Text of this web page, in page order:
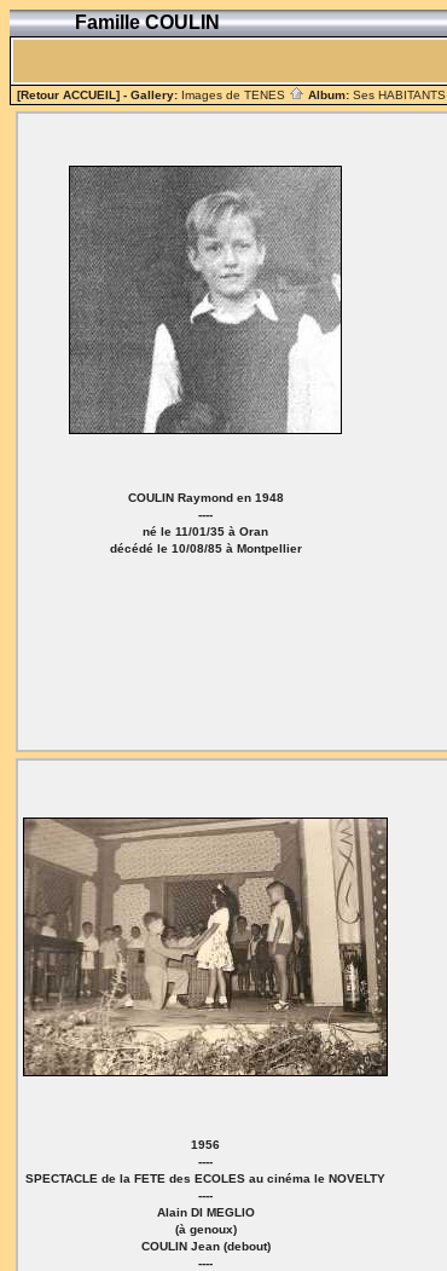
Famille COULIN
[Retour ACCUEIL] - Gallery: Images de TENES Album: Ses HABITANTS
COULIN Raymond en 1948
----
né le 11/01/35 à Oran
décédé le 10/08/85 à Montpellier
1956
----
SPECTACLE de la FETE des ECOLES au cinéma le NOVELTY
----
Alain DI MEGLIO
(à genoux)
COULIN Jean (debout)
----